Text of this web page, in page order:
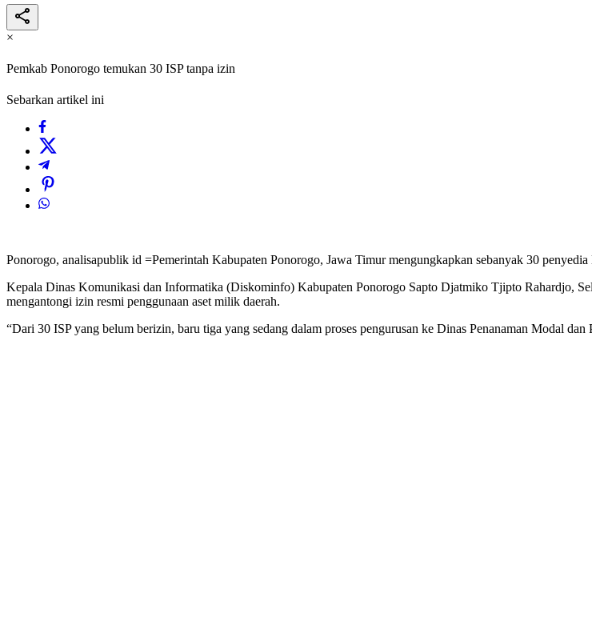
×
Pemkab Ponorogo temukan 30 ISP tanpa izin
Sebarkan artikel ini
Ponorogo, analisapublik id =Pemerintah Kabupaten Ponorogo, Jawa Timur mengungkapkan sebanyak 30
Kepala Dinas Komunikasi dan Informatika (Diskominfo) Kabupaten Ponorogo Sapto Djatmiko Tjipto Rahardjo,
mengantongi izin resmi penggunaan aset milik daerah.
“Dari 30 ISP yang belum berizin, baru tiga yang sedang dalam proses pengurusan ke Dinas Penanaman Modal